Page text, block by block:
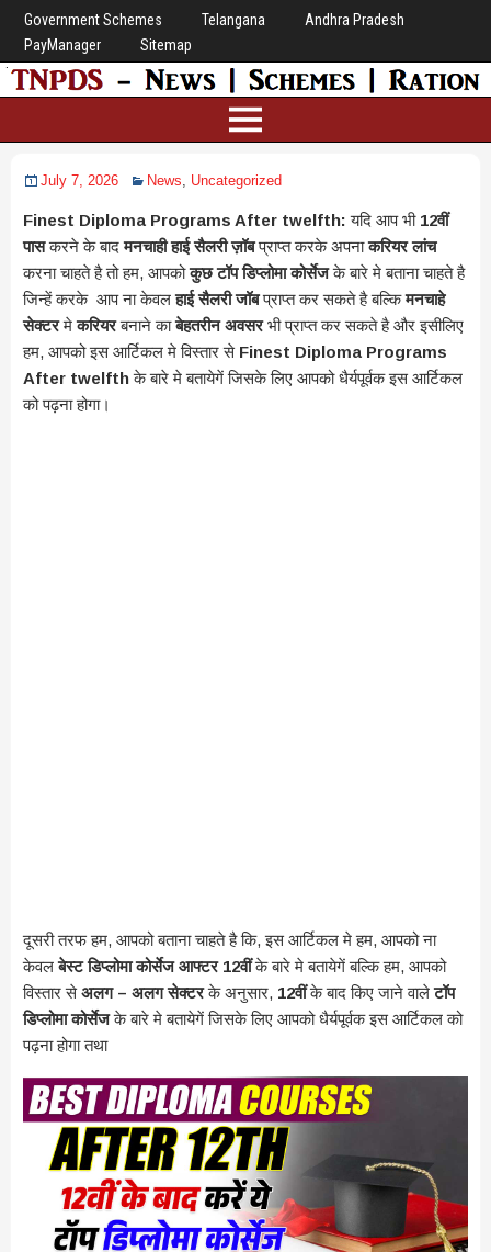
Government Schemes Telangana
Andhra Pradesh
PayManager
Sitemap
July 7, 2026 News Uncategorized
Finest Diploma Programs After twelfth:यदि आप भी 12वीं
पासकरने के बादमनचाही हाई सैलरी ज़ॉबप्राप्त करके अपनाकरियर लांच
करना चाहते है तो हम, आपकोकुछ टॉप डिप्लोमा कोर्सेजके बारे मे बताना चाहते है
जिन्हें करके आप ना केवलहाई सैलरी जॉबप्राप्त कर सकते है बल्किमनचाहे
सेक्टरमेकरियरबनाने काबेहतरीन अवसरभी प्राप्त कर सकते है और इसीलिए
हम, आपको इस आर्टिकल मे विस्तार से Finest Diploma Programs
After twelfthके बारे मे बतायेगें जिसके लिए आपको धैर्यपूर्वक इस आर्टिकल
को पढ़ना होगा।
दूसरी तरफ हम, आपको बताना चाहते है कि, इस आर्टिकल मे हम, आपको ना
केवलबेस्ट डिप्लोमा कोर्सेज आफ्टर 12वींके बारे मे बतायेगें बल्कि हम, आपको
विस्तार सेअलग – अलग सेक्टरके अनुसार, 12वींके बाद किए जाने वालेटॉप
डिप्लोमा कोर्सेजके बारे मे बतायेगें जिसके लिए आपको धैर्यपूर्वक इस आर्टिकल को
पढ़ना होगा तथा